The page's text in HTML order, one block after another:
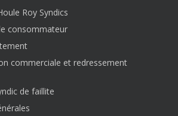
Roy Syndics
consommateur
commerciale et redressement
de faillite